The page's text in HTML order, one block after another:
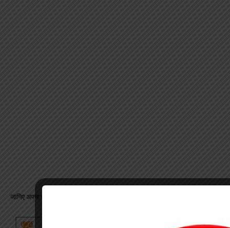
जानिए अपना राशिफल